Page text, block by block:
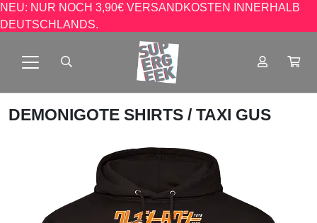
NEU: NUR NOCH 3,90€ VERSANDKOSTEN INNERHALB
DEUTSCHLANDS.
DEMONIGOTE SHIRTS / TAXI GUS